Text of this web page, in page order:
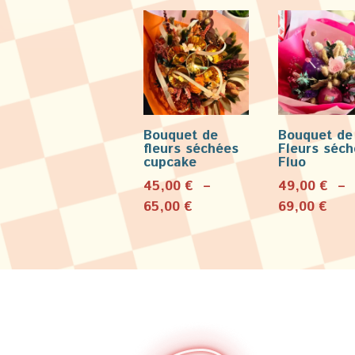
Bouquet de
fleurs séchées
cupcake
45,00€ –
65,00€
de
prix :
45,00 €
Bouquet de
Fleurs
Fluo
49,00€ –
69,00€Plage